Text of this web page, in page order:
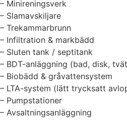
– Minireningsverk
– Slamavskiljare
– Trekammarbrunn
– Infiltration & markbädd
– Sluten tank / septitank
– BDT-anläggning (bad, disk,
– Biobädd & gråvattensystem
– LTA-system (lätt trycksatt
– Pumpstationer
– Avsaltningsanläggning